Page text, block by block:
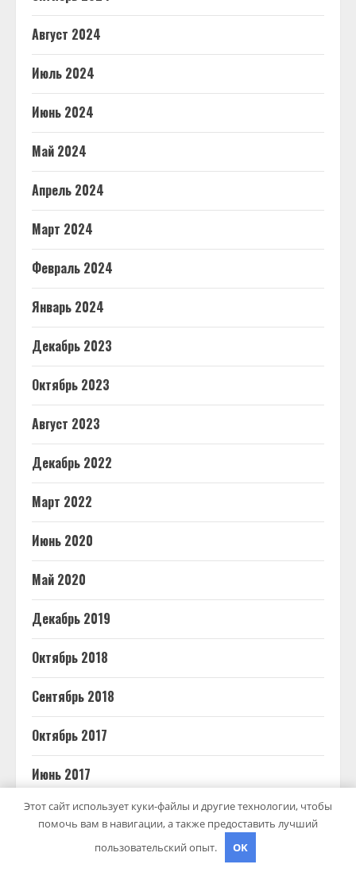
Август 2024
Июль 2024
Июнь 2024
Май 2024
Апрель 2024
Март 2024
Февраль 2024
Январь 2024
Декабрь 2023
Октябрь 2023
Август 2023
Декабрь 2022
Март 2022
Июнь 2020
Май 2020
Декабрь 2019
Октябрь 2018
Сентябрь 2018
Октябрь 2017
Июнь 2017
Май 2017
Этот сайт использует куки-файлы и другие технологии, чтобы
помочь вам в навигации, а также предоставить лучший
пользовательский опыт.
OK